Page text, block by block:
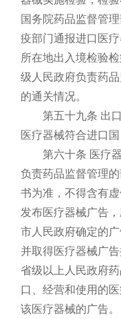
国务院药品监督管
疫部门通报进口医
所在地出入境检验
级人民政府负责药
的通关情况。
第五十九条 出
医疗器械符合进口国
第六十条 医疗
负责药品监督管理
书为准，不得含有
发布医疗器械广告
市人民政府确定的
并取得医疗器械广
省级以上人民政府
口、经营和使用的
该医疗器械的广告。